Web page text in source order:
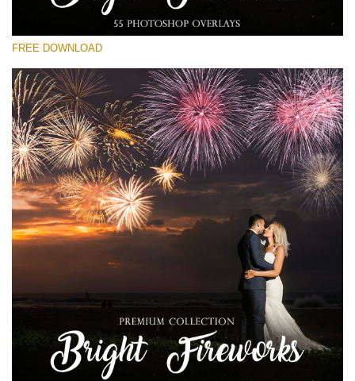
Bright Fireworks
(55 Overlays)
Bokeh Collection (650 Overlays)
Large 6000*4000px
Entire Collection
(1783 Overlays)
Large 6000*4000px
Free download
FREE DOWNLOAD